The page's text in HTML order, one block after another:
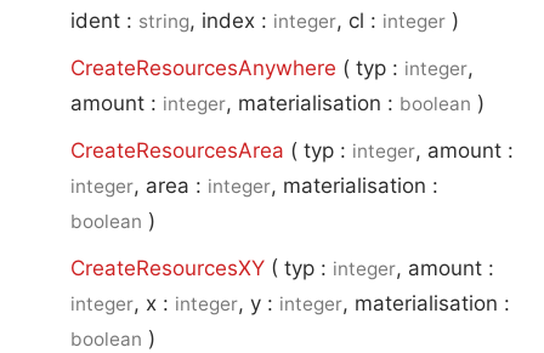
ident : string, index : integer, cl : integer )
CreateResourcesAnywhere ( typ : integer,
amount : integer, materialisation : boolean )
CreateResourcesArea ( typ : integer, amount :
integer, area : integer, materialisation :
boolean )
CreateResourcesXY ( typ : integer, amount :
integer, x : integer, y : integer, materialisation :
boolean )